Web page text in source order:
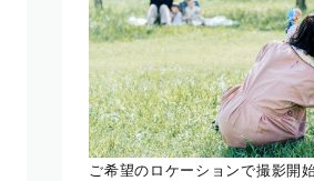
ご希望のロケーションで撮影開